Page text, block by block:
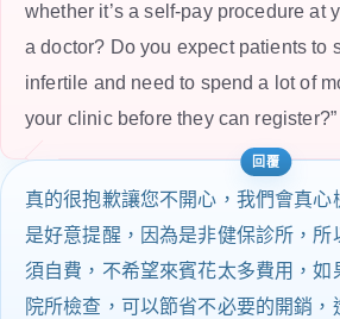
whether it’s a self-pay procedure at
a doctor? Do you expect patients to
infertile and need to spend a lot of
your clinic before they can register?”
真的很抱歉讓您不開心，我們會真心
是好意提醒，因為是非健保診所，所
須自費，不希望來賓花太多費用，如
院所檢查，可以節省不必要的開銷